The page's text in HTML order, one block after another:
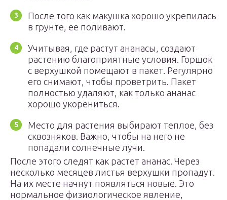
После того как макушка хорошо укрепилась
в грунте, ее поливают.
Учитывая, где растут ананасы, создают
растению благоприятные условия. Горшок
с верхушкой помещают в пакет. Регулярно
его снимают, чтобы проветрить. Пакет
полностью удаляют, как только ананас
хорошо укорениться.
Место для растения выбирают теплое, без
сквозняков. Важно, чтобы на него не
попадали солнечные лучи.
После этого следят как растет ананас. Через
несколько месяцев листья верхушки пропадут.
На их месте начнут появляться новые. Это
нормальное физиологическое явление,